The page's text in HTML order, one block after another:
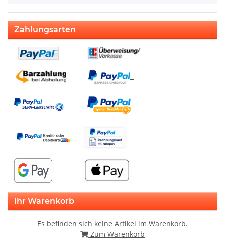
Zahlungsarten
Ihr Warenkorb
Es befinden sich keine Artikel im Warenkorb.
Zum Warenkorb